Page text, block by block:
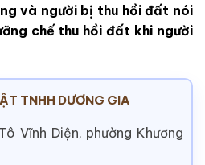
và người bị thu hồi đất nói
chế thu hồi đất khi người
TNHH DƯƠNG GIA
Vĩnh Diện, phường Khương